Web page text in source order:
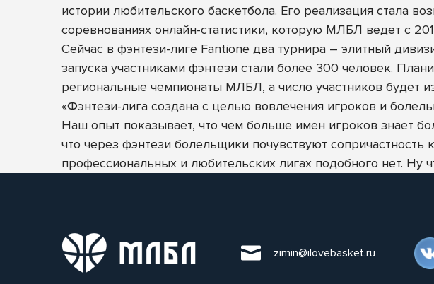
истории любительского баскетбола. Его реализация стала
соревнованиях онлайн-статистики, которую МЛБЛ ведет с
Сейчас в фэнтези-лиге Fantione два турнира – элитный
запуска участниками фэнтези стали более 300 человек.
региональные чемпионаты МЛБЛ, а число участников будет
«Фэнтези-лига создана с целью вовлечения игроков и
Наш опыт показывает, что чем больше имен игроков знает
что через фэнтези болельщики почувствуют
профессиональных и любительских лигах подобного нет. Ну
zimin@ilovebasket.ru